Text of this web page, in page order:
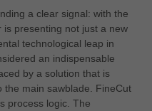
a clear signal: with the
presenting not just a new
technological leap in
an indispensable
by a solution that is
the main sawblade. FineCut
process logic. The